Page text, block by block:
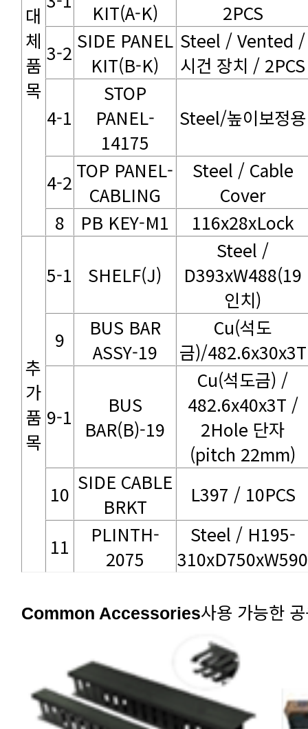
목
KIT(A-K)
2PCS
3-2
KIT(B-K) 시건 장치 / 2PCS
4-1
14175
Steel/높이보정용
4-2 CABLING
Cover
8
PB KEY-M1 116x28xLock
목
5-1
SHELF(J)
인치)
9
ASSY-19 금)/482.6x30x3T
9-1 BAR(B)-19
482.6x40x3T /
(pitch 22mm)
10
BRKT L397 / 10PCS
11 2075 310xD750xW590
Common Accessories사용 가능한